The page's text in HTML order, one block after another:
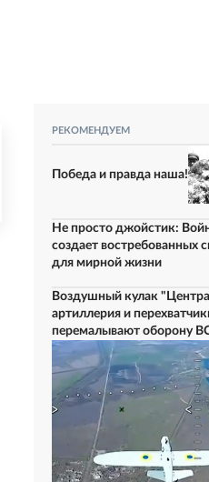
РЕКОМЕНДУЕМ
Победа и правда наша!
Не просто джойстик:
создает востребованных
для мирной жизни
Воздушный кулак
артиллерия и
перемалывают оборону